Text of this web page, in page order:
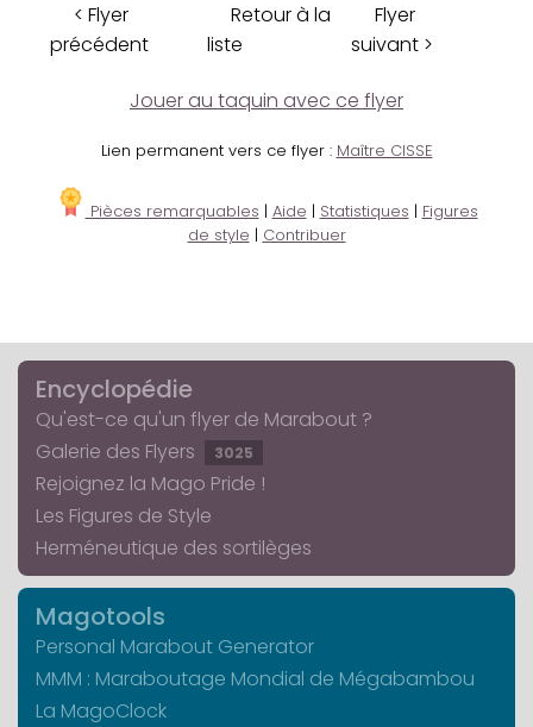
< Flyer
précédent
Retour à la
liste
Flyer
suivant >
Jouer au taquin avec ce flyer
Lien permanent vers ce flyer : Maître CISSE
Pièces remarquables | Aide | Statistiques | Figures
de style | Contribuer
Encyclopédie
Qu'est-ce qu'un flyer de Marabout ?
Galerie des Flyers
3025
Rejoignez la Mago Pride !
Les Figures de Style
Herméneutique des sortilèges
Magotools
Personal Marabout Generator
MMM : Maraboutage Mondial de Mégabambou
La MagoClock